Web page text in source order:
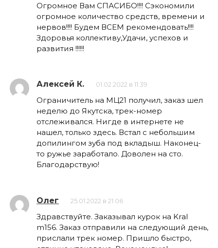
Огромное Вам СПАСИБО!!!! Сэкономили
огромное количество средств, времени и
нервов!!!! Будем ВСЕМ рекомендовать!!!!
Здоровья коллективу,Удачи, успехов и
развития !!!!!!
Алексей К. 01.02.2022 в 11:39
Ограничитель на МЦ21 получил, заказ шел
неделю до Якутска, трек-номер
отслеживался. Нигде в интернете не
нашел, только здесь. Встал с небольшим
допилингом зуба под вкладыш. Наконец-
то ружье заработало. Доволен на сто.
Благодарствую!
Олег 25.01.2022 в 21:06
Здравствуйте. Заказывал курок на Kral
m156. Заказ отправили на следующий день,
прислали трек номер. Пришло быстро,